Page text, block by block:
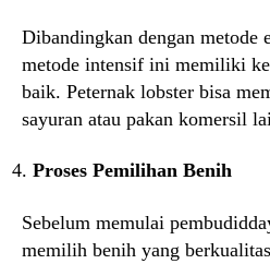
Dibandingkan dengan metode
metode intensif ini memiliki
baik. Peternak lobster bisa
sayuran atau pakan komersil
Proses Pemilihan Benih
Sebelum memulai
memilih benih yang